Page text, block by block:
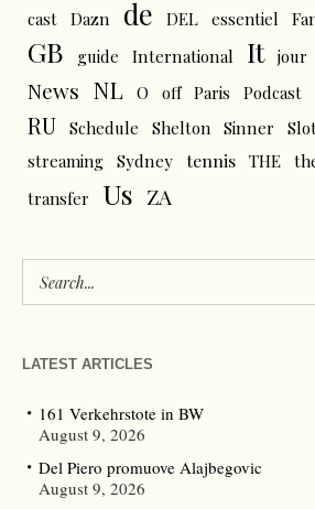
cast Dazn de DEL essentiel
GB
guide International It jour
News NL O off Paris Podcast
RU Schedule Shelton Sinner
streaming Sydney tennis THE
transfer
Us ZA
LATEST ARTICLES
161 Verkehrstote in BW
August 9, 2026
Del Piero promuove Alajbegovic
August 9, 2026